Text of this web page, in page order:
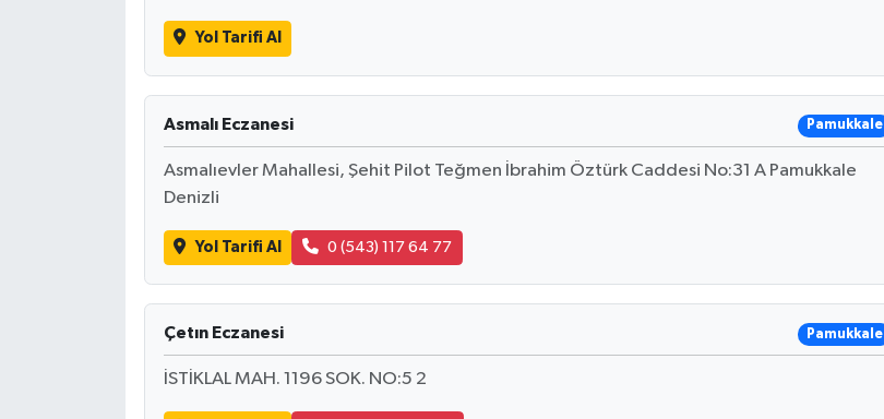
Yol Tarifi Al
Asmalı Eczanesi Pamukkale
Asmalıevler Mahallesi, Şehit Pilot Teğmen İbrahim Öztürk Caddesi No:31 A Pamukkale
Denizli
Yol Tarifi Al 0 (543) 117 64 77
Çetın Eczanesi Pamukkale
İSTİKLAL MAH. 1196 SOK. NO:5 2